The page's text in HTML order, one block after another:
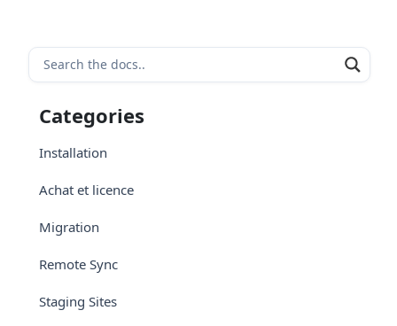
Categories
Installation
Achat et licence
Migration
Remote Sync
Staging Sites